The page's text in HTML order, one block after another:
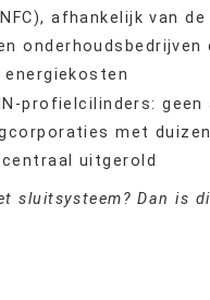
afhankelijk van de
profielcilinders: geen
met
uitgerold
sluitsysteem? Dan is